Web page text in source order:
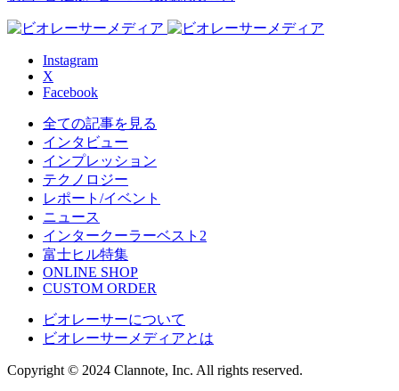
Instagram
X
Facebook
全ての記事を見る
インタビュー
インプレッション
テクノロジー
レポート/イベント
ニュース
インタークーラーベスト2
富士ヒル特集
ONLINE SHOP
CUSTOM ORDER
ビオレーサーについて
ビオレーサーメディアとは
Copyright © 2024 Clannote, Inc. All rights reserved.